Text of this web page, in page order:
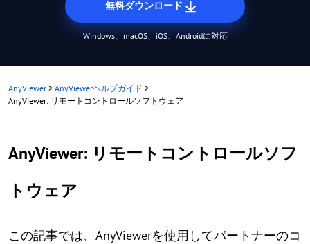
無料ダウンロード
Windows、macOS、iOS、Androidに対応
AnyViewer > AnyViewerヘルプガイド >
AnyViewer: リモートコントロールソフトウェア
AnyViewer: リモートコントロールソフ
トウェア
この記事では、AnyViewerを使用してパートナーのコ